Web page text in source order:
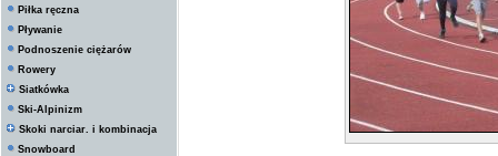
Piłka ręczna
Pływanie
Podnoszenie ciężarów
Rowery
Siatkówka
Ski-Alpinizm
Skoki narciar. i kombinacja
Snowboard